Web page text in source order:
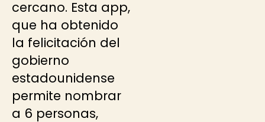
cercano. Esta app,
que ha obtenido
la felicitación del
gobierno
estadounidense
permite nombrar
a 6 personas,